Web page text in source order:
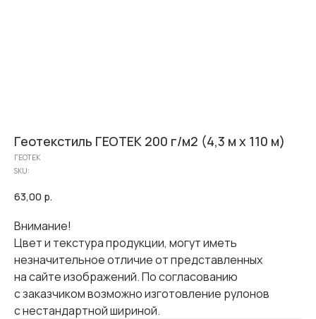
Геотекстиль ГЕОТЕК 200 г/м2 (4,3 м х 110 м)
ГЕОТЕК
SKU:
63,00 р.
Внимание!
Цвет и текстура продукции, могут иметь
незначительное отличие от представленных
на сайте изображений. По согласованию
с заказчиком возможно изготовление рулонов
с нестандартной шириной.